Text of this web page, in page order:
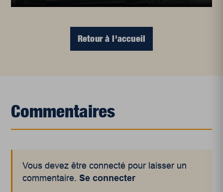
Retour à l'accueil
Commentaires
Vous devez être connecté pour laisser un
commentaire.Se connecter